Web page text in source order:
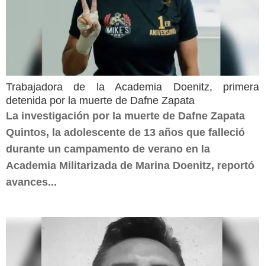
Trabajadora de la Academia Doenitz, primera
detenida por la muerte de Dafne Zapata
La investigación por la muerte de Dafne Zapata
Quintos, la adolescente de 13 años que falleció
durante un campamento de verano en la
Academia Militarizada de Marina Doenitz, reportó
avances...